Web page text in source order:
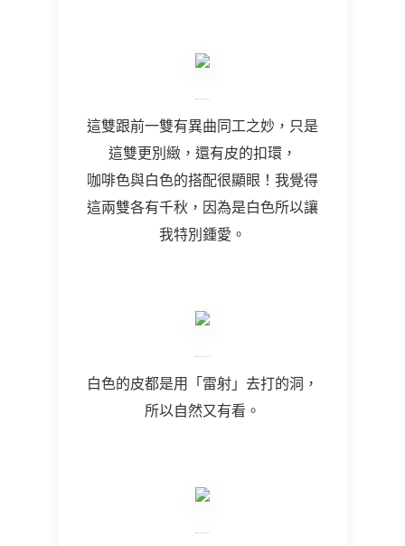
這雙跟前一雙有異曲同工之妙，只是
這雙更別緻，還有皮的扣環，
咖啡色與白色的搭配很顯眼！我覺得
這兩雙各有千秋，因為是白色所以讓
我特別鍾愛。
白色的皮都是用「雷射」去打的洞，
所以自然又有看。